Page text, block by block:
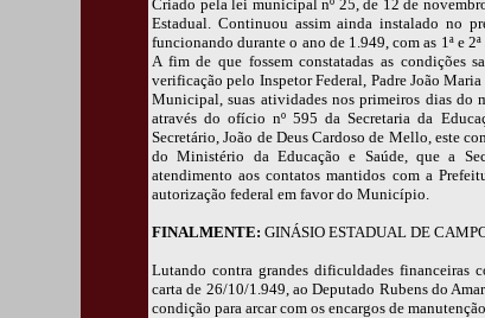
Criado pela lei municipal nº 25, de 12 de
Estadual. Continuou assim ainda instalado no
funcionando durante o ano de 1.949, com as 1ª e
A fim de que fossem constatadas as condições
verificação pelo Inspetor Federal, Padre João
Municipal, suas atividades nos primeiros dias do
através do ofício nº 595 da Secretaria da
Secretário, João de Deus Cardoso de Mello, este
do Ministério da Educação e Saúde, que a
atendimento aos contatos mantidos com a
autorização federal em favor do Município.
FINALMENTE: GINÁSIO ESTADUAL DE
Lutando contra grandes dificuldades financeiras
carta de 26/10/1.949, ao Deputado Rubens do
condição para arcar com os encargos de